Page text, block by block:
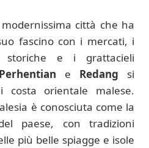
città che ha
fascino con i mercati, i
storiche e i grattacieli
Perhentian e Redang si
orientale malese.
è conosciuta come la
paese, con tradizioni
più belle spiagge e isole